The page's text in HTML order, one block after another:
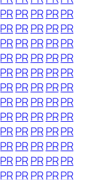
PRPRPR PRPR
PRPRPR PRPR
PRPRPR PRPR
PRPRPR PRPR
PRPRPR PRPR
PRPRPR PRPR
PRPRPR PRPR
PRPRPR PRPR
PRPRPR PRPR
PRPRPR PRPR
PRPRPR PRPR
PRPRPR PRPR